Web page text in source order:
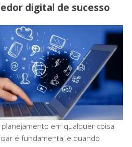
digital de sucesso
em qualquer coisa
é fundamental e quando